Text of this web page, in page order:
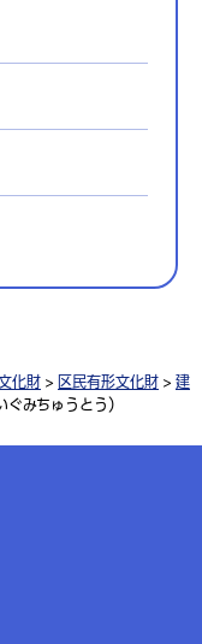
化財 > 区民有形文化財 > 建
みちゅうとう）